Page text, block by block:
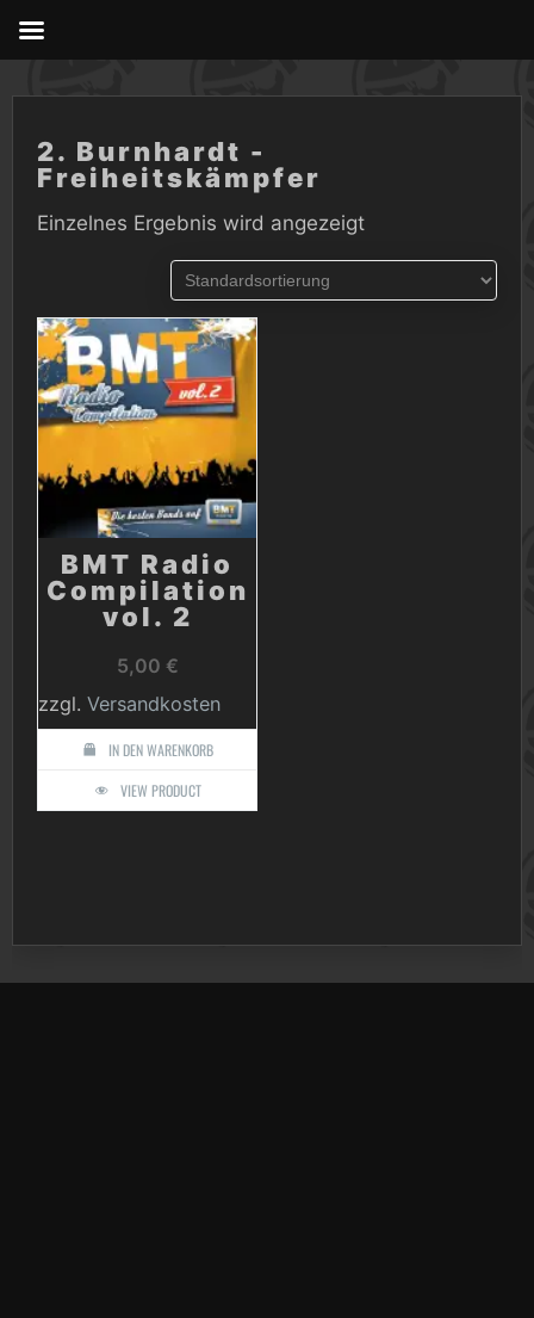
2. Burnhardt -
Freiheitskämpfer
Einzelnes Ergebnis wird angezeigt
BMT Radio
Compilation
vol. 2
5,00 €
zzgl. Versandkosten
IN DEN WARENKORB
VIEW PRODUCT